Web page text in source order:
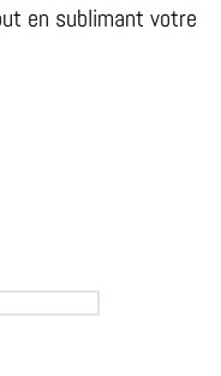
en sublimant votre